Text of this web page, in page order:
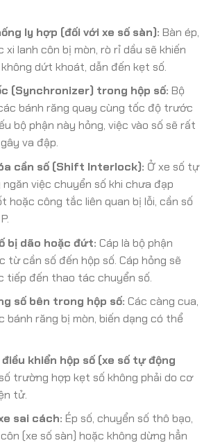
ly hợp (đối với xe số sàn): Bàn ép,
xi lanh côn bị mòn, rò rỉ dầu sẽ khiến
dứt khoát, dẫn đến kẹt số.
(Synchronizer) trong hộp số: Bộ
bánh răng quay cùng tốc độ trước
bộ phận này hỏng, việc vào số sẽ rất
va đập.
cần số (Shift Interlock): Ở xe số tự
việc chuyển số khi chưa đạp
hoặc công tắc liên quan bị lỗi, cần số
bị dão hoặc đứt: Cáp là bộ phận
từ cần số đến hộp số. Cáp hỏng sẽ
tiếp đến thao tác chuyển số.
số bên trong hộp số: Các càng cua,
răng bị mòn, biến dạng có thể
khiển hộp số (xe số tự động
trường hợp kẹt số không phải do cơ
tử.
sai cách: Ép số, chuyển số thô bạo,
(xe số sàn) hoặc không dừng hẳn